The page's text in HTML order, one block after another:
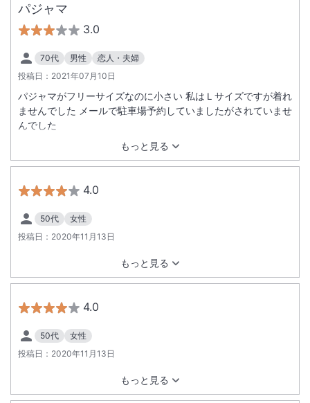
パジャマ
3.0
70代 男性
恋人・夫婦
投稿日： 2021年07月10日
もっと見る
パジャマがフリーサイズなのに小さい 私はＬサイズですが着れ
ませんでした メールで駐車場予約していましたがされていませ
んでした
4.0
50代
女性
投稿日： 2020年11月13日
もっと見る
4.0
50代
女性
投稿日： 2020年11月13日
もっと見る